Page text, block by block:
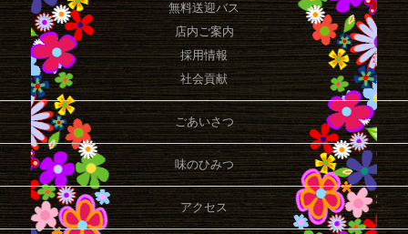
無料送迎バス
店内ご案内
採用情報
社会貢献
ごあいさつ
味のひみつ
アクセス